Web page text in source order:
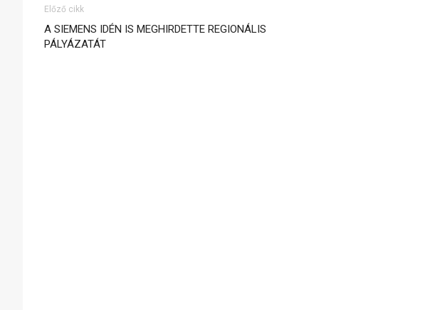
Előző cikk
A SIEMENS IDÉN IS MEGHIRDETTE REGIONÁLIS
PÁLYÁZATÁT